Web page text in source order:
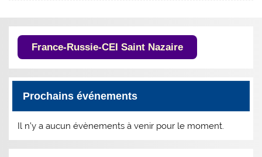
France-Russie-CEI Saint Nazaire
Prochains événements
Il n’y a aucun évènements à venir pour le moment.